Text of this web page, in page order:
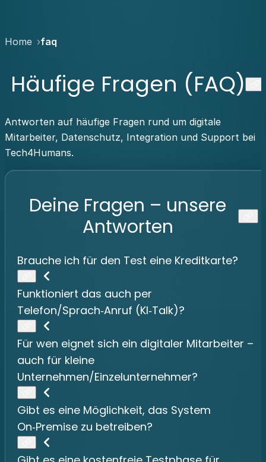
Home faq
Häufige Fragen (FAQ)
Antworten auf häufige Fragen rund um digitale
Mitarbeiter, Datenschutz, Integration und Support bei
Tech4Humans.
Deine Fragen – unsere
Antworten
Brauche ich für den Test eine Kreditkarte?
Funktioniert das auch per
Telefon/Sprach‑Anruf (KI‑Talk)?
Für wen eignet sich ein digitaler Mitarbeiter –
auch für kleine
Unternehmen/Einzelunternehmer?
Gibt es eine Möglichkeit, das System
On‑Premise zu betreiben?